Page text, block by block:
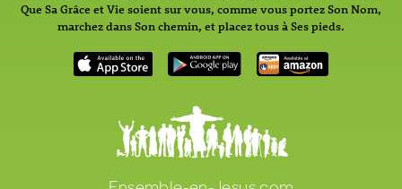
Que Sa Grâce et Vie soient sur vous, comme vous portez Son Nom,
marchez dans Son chemin, et placez tous à Ses pieds.